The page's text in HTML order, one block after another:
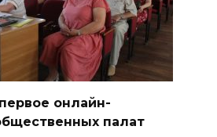
онлайн-
палат